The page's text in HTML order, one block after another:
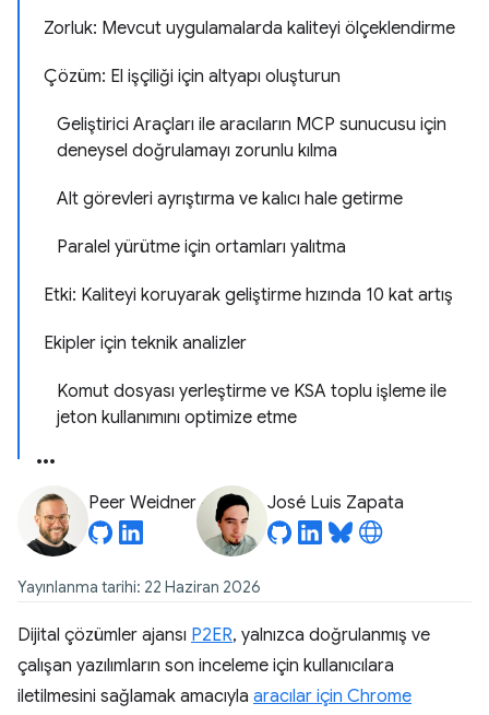
Zorluk: Mevcut uygulamalarda kaliteyi ölçeklendirme
Çözüm: El işçiliği için altyapı oluşturun
Geliştirici Araçları ile aracıların MCP sunucusu için
deneysel doğrulamayı zorunlu kılma
Alt görevleri ayrıştırma ve kalıcı hale getirme
Paralel yürütme için ortamları yalıtma
Etki: Kaliteyi koruyarak geliştirme hızında 10 kat artış
Ekipler için teknik analizler
Komut dosyası yerleştirme ve KSA toplu işleme ile
jeton kullanımını optimize etme
Peer Weidner José Luis Zapata
Yayınlanma tarihi: 22 Haziran 2026
Dijital çözümler ajansı P2ER, yalnızca doğrulanmış ve
çalışan yazılımların son inceleme için kullanıcılara
iletilmesini sağlamak amacıyla aracılar için Chrome